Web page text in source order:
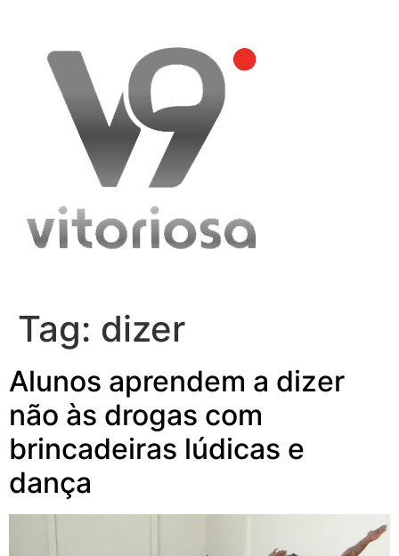
content
Tag: dizer
Alunos aprendem a dizer
não às drogas com
brincadeiras lúdicas e
dança